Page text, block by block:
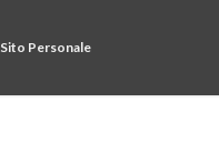
Sito Personale